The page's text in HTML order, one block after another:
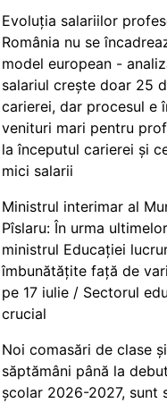
Evoluția salariilor
România nu se
model european -
salariul crește doar 25
carierei, dar procesul e
venituri mari pentru
la începutul carierei și
mici salarii
Ministrul interimar al
Pîslaru: În urma
ministrul Educației
îmbunătățite față de
pe 17 iulie / Sectorul
crucial
Noi comasări de clase
săptămâni până la
școlar 2026-2027, sunt